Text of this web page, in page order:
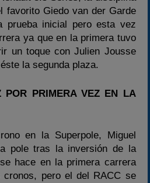
favorito Giedo van der Garde
prueba inicial pero esta vez
ya que en la primera tuvo
un toque con Julien Jousse
la segunda plaza.
POR PRIMERA VEZ EN LA
en la Superpole, Miguel
pole tras la inversión de la
hace en la primera carrera
pero el del RACC se